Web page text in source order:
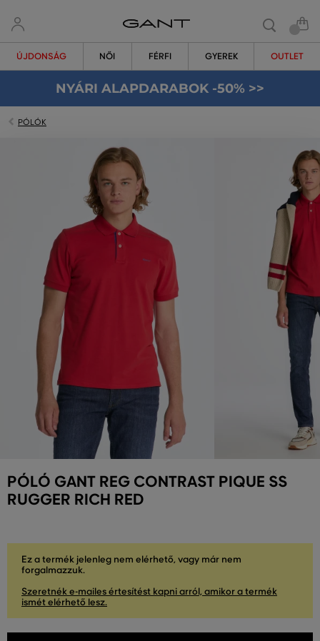
ÚJDONSÁG NŐI FÉRFI GYEREK OUTLET
NYÁRI ALAPDARABOK -50% >>
PÓLÓK
PÓLÓ GANT REG CONTRAST PIQUE SS
RUGGER RICH RED
Ez a termék jelenleg nem elérhető, vagy már nem
forgalmazzuk.
Szeretnék e-mailes értesítést kapni arról, amikor a termék
ismét elérhető lesz.